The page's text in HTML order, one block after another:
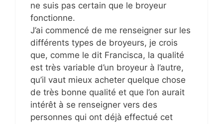
ne suis pas certain que le broyeur
fonctionne.
J’ai commencé de me renseigner sur les
différents types de broyeurs, je crois
que, comme le dit Francisca, la qualité
est très variable d’un broyeur à l’autre,
qu’il vaut mieux acheter quelque chose
de très bonne qualité et que l’on aurait
intérêt à se renseigner vers des
personnes qui ont déjà effectué cet